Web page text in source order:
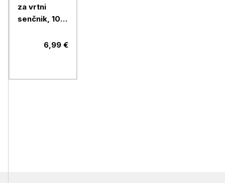
za vrtni
senčnik, 10L,
mm, črn6,99 €